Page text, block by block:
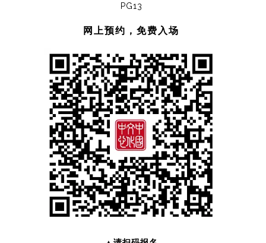
PG13
网上预约，免费入场